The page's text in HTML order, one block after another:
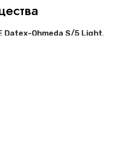
Datex-Ohmeda S/5 Light,
всех ключевых физиологических